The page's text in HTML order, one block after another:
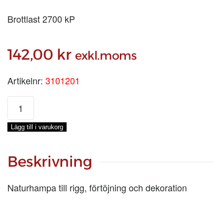
Brottlast 2700 kP
142,00 kr exkl.moms
Artikelnr: 3101201
HAMPA
SL
Ø
MM,
LÖPMETER
Lägg till i varukorg
Beskrivning
Naturhampa till rigg, förtöjning och dekoration